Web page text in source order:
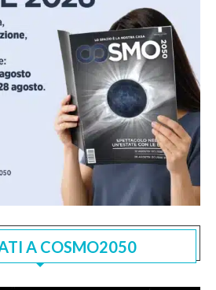
A COSMO2050